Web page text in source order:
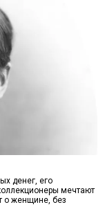
денег, его
мечтают
о женщине, без